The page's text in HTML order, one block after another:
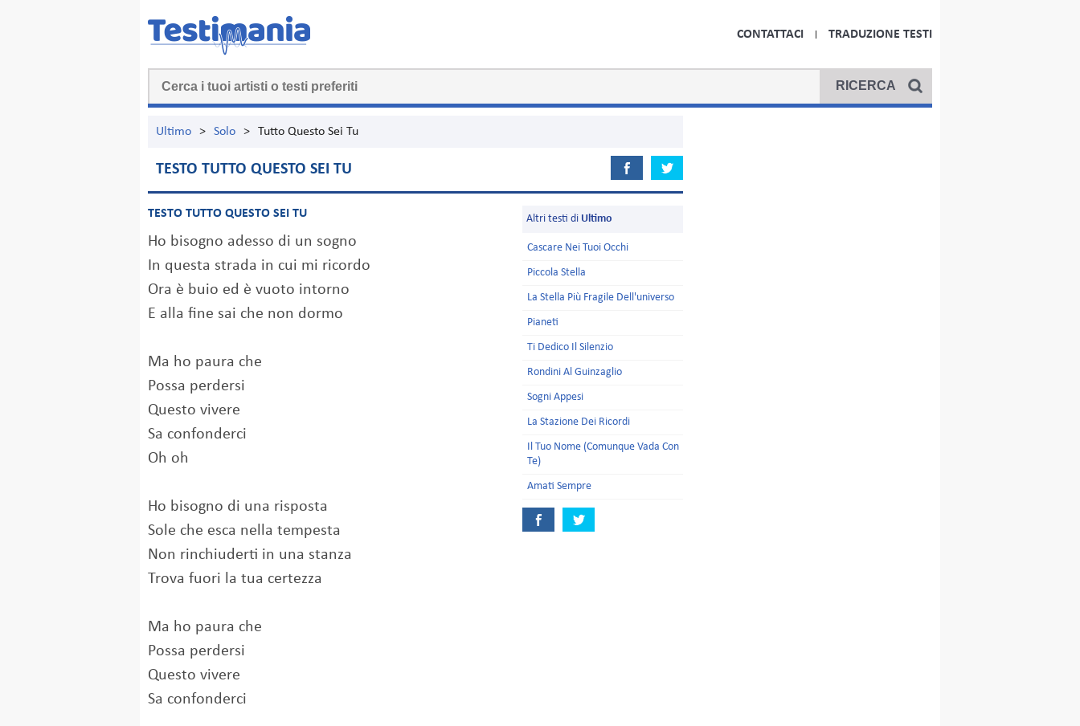
CONTATTACI TRADUZIONE TESTI
Ultimo > Solo > Tutto Questo Sei Tu
TESTO TUTTO QUESTO SEI TU
TESTO TUTTO QUESTO SEI TU
Ho bisogno adesso di un sogno
In questa strada in cui mi ricordo
Ora è buio ed è vuoto intorno
E alla fine sai che non dormo
Ma ho paura che
Possa perdersi
Questo vivere
Sa confonderci
Oh oh
Ho bisogno di una risposta
Sole che esca nella tempesta
Non rinchiuderti in una stanza
Trova fuori la tua certezza
Ma ho paura che
Possa perdersi
Questo vivere
Sa confonderci
Altri testi di Ultimo
Cascare Nei Tuoi Occhi
Piccola Stella
La Stella Più Fragile Dell'universo
Pianeti
Ti Dedico Il Silenzio
Rondini Al Guinzaglio
Sogni Appesi
La Stazione Dei Ricordi
Il Tuo Nome (Comunque Vada Con
Te)
Amati Sempre